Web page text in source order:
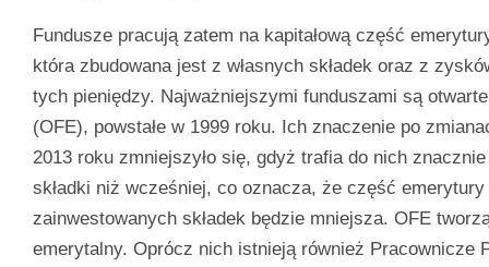
Fundusze pracują zatem na kapitałową część
która zbudowana jest z własnych składek oraz z
tych pieniędzy. Najważniejszymi funduszami są
(OFE), powstałe w 1999 roku. Ich znaczenie po
2013 roku zmniejszyło się, gdyż trafia do nich
składki niż wcześniej, co oznacza, że część
zainwestowanych składek będzie mniejsza. OFE
emerytalny. Oprócz nich istnieją również Pracownicze